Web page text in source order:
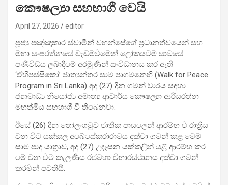
කෞෂල්‍යා සහභාගී වෙයි
April 27, 2026 editor
පූජ්‍ය පඤ්ඤාකාර ස්වාමීන් වහන්සේගේ ප්‍රධානත්වයෙන් සහ
මහා සංඝරත්නයේ වැඩමවීමෙන් ලෝකයටම සාමයේ
පණිවිඩය ලබාදීමේ අරමුණින් සංවිධානය කර ඇති
‘ඒහිපස්සිකෝ’ ජාත්‍යන්තර සාම පාගමනෙහි (Walk for Peace
Program in Sri Lanka) අද (27) දින ගමන් වාරය සඳහා
ජනමාධ්‍ය නියෝජ්‍ය අමාත්‍ය ආචාර්ය කෞෂල්‍යා ආරියරත්න
මහත්මිය සහභාගී වී තිබෙනවා.
ඊයේ (26) දින තෝලංගමුව ජාතික පාසලෙන් ආරම්භ වී රාත්‍රිය
වන විට යක්කල අබේසේකරාරාමය දක්වා ගමන් කළ මෙම
සාම පාද යාත්‍රාව, අද (27) උදෑසන යක්කලින් යළි ආරම්භ කර
මේ වන විට කැලණිය රජමහා විහාරස්ථානය දක්වා ගමන්
කරමින් පවතියි.